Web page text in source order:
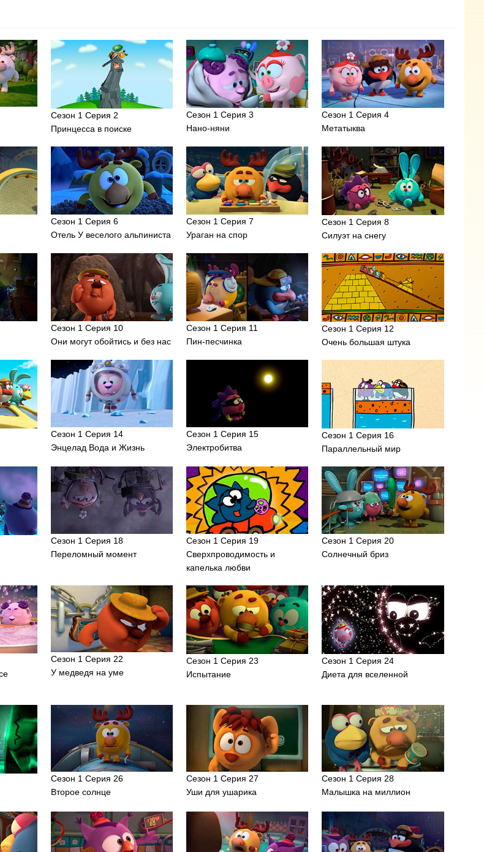
Сезон 1 Серия 2
Принцесса в поиске
Сезон 1 Серия 3
Нано-няни
Сезон 1 Серия 4
Метатыква
Сезон 1 Серия 6
Отель У веселого альпиниста
Сезон 1 Серия 7
Ураган на спор
Сезон 1 Серия 8
Силуэт на снегу
Сезон 1 Серия 10
Они могут обойтись и без нас
Сезон 1 Серия 11
Пин-песчинка
Сезон 1 Серия 12
Очень большая штука
Сезон 1 Серия 14
Энцелад Вода и Жизнь
Сезон 1 Серия 15
Электробитва
Сезон 1 Серия 16
Параллельный мир
Сезон 1 Серия 18
Переломный момент
Сезон 1 Серия 19
Сверхпроводимость и
капелька любви
Сезон 1 Серия 20
Солнечный бриз
Сезон 1 Серия 22
У медведя на уме
Сезон 1 Серия 23
Испытание
Сезон 1 Серия 24
Диета для вселенной
Сезон 1 Серия 26
Второе солнце
Сезон 1 Серия 27
Уши для ушарика
Сезон 1 Серия 28
Малышка на миллион